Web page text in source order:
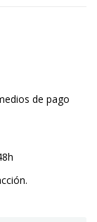
de pago